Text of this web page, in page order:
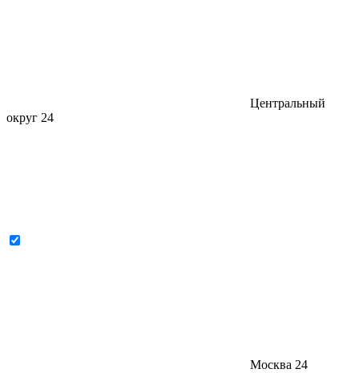
Центральный
округ 24
Москва 24